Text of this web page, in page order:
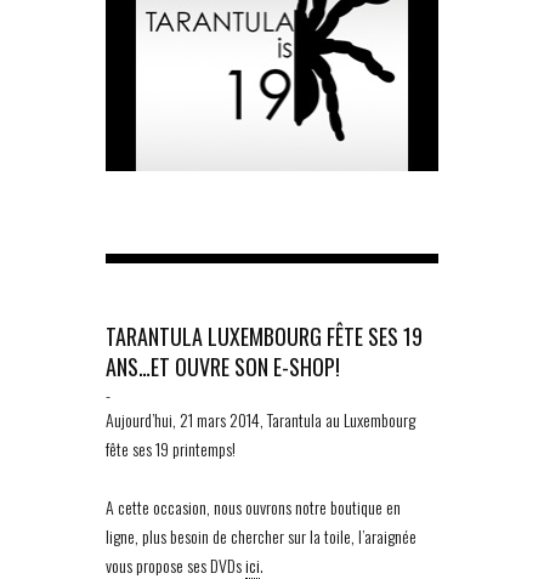
TARANTULA LUXEMBOURG FÊTE SES 19
ANS…ET OUVRE SON E-SHOP!
-
Aujourd’hui, 21 mars 2014, Tarantula au Luxembourg
fête ses 19 printemps!
A cette occasion, nous ouvrons notre boutique en
ligne, plus besoin de chercher sur la toile, l’araignée
vous propose ses DVDsici.